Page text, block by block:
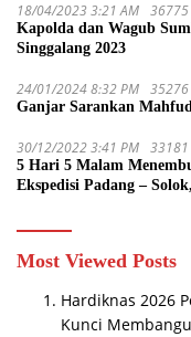
18/04/2023 3:21 AM
Kapolda dan Wagub
Singgalang 2023
24/01/2024 8:32 PM
Ganjar Sarankan
30/12/2022 3:41 PM
5 Hari 5 Malam
Ekspedisi Padang –
Most Viewed Posts
Hardiknas 2026
Kunci